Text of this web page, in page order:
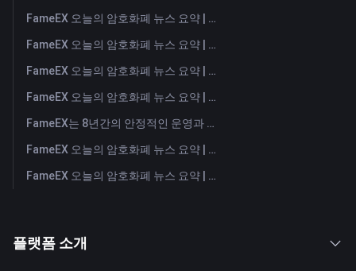
FameEX 오늘의 암호화폐 뉴스 요약 | 2026년 8월 3일
FameEX 오늘의 암호화폐 뉴스 요약 | 2026년 7월 31일
FameEX 오늘의 암호화폐 뉴스 요약 | 2026년 7월 30일
FameEX 오늘의 암호화폐 뉴스 요약 | 2026년 7월 29일
FameEX는 8년간의 안정적인 운영과 글로벌 성장을 통해 사용자 신뢰를 더욱 강화했습니다
FameEX 오늘의 암호화폐 뉴스 요약 | 2026년 7월 28일
FameEX 오늘의 암호화폐 뉴스 요약 | 2026년 7월 27일
플랫폼 소개